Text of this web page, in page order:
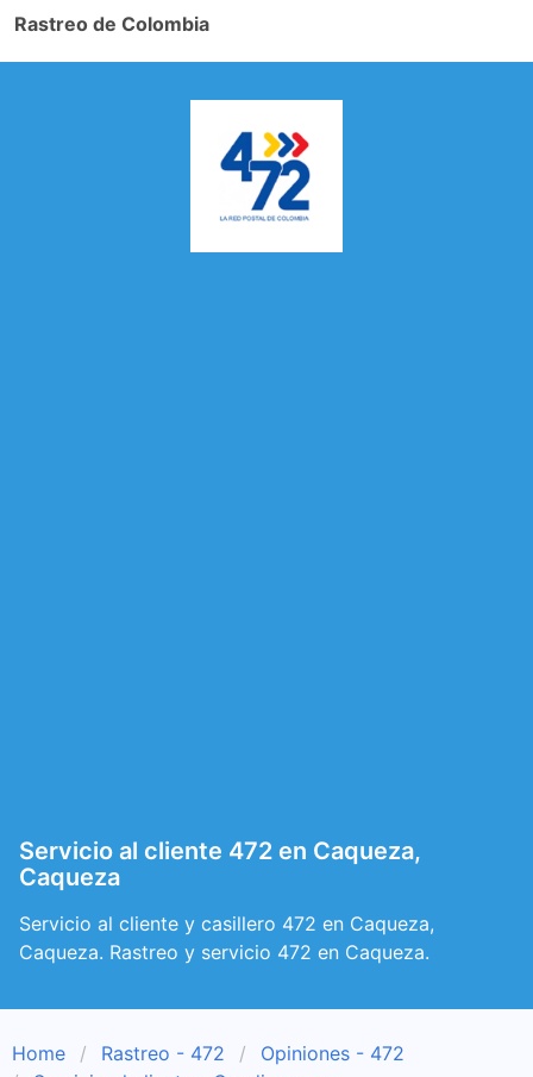
Rastreo de Colombia
Servicio al cliente 472 en Caqueza,
Caqueza
Servicio al cliente y casillero 472 en Caqueza,
Caqueza. Rastreo y servicio 472 en Caqueza.
Home Rastreo - 472
Opiniones - 472